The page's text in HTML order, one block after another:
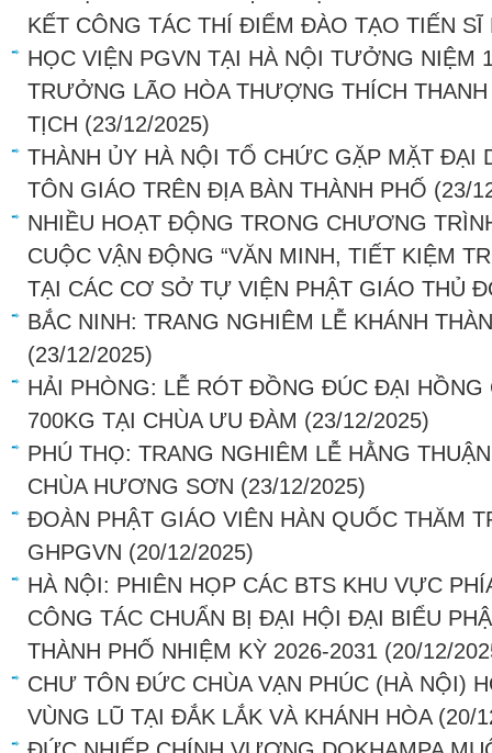
KẾT CÔNG TÁC THÍ ĐIỂM ĐÀO TẠO TIẾN SĨ
HỌC VIỆN PGVN TẠI HÀ NỘI TƯỞNG NIỆM
TRƯỞNG LÃO HÒA THƯỢNG THÍCH
TỊCH (23/12/2025)
THÀNH ỦY HÀ NỘI TỔ CHỨC GẶP MẶT ĐẠI
TÔN GIÁO TRÊN ĐỊA BÀN THÀNH PHỐ (23/
NHIỀU HOẠT ĐỘNG TRONG CHƯƠNG
CUỘC VẬN ĐỘNG “VĂN MINH, TIẾT KIỆM
TẠI CÁC CƠ SỞ TỰ VIỆN PHẬT GIÁO THỦ
BẮC NINH: TRANG NGHIÊM LỄ KHÁNH
(23/12/2025)
HẢI PHÒNG: LỄ RÓT ĐỒNG ĐÚC ĐẠI HỒNG
700KG TẠI CHÙA ƯU ĐÀM (23/12/2025)
PHÚ THỌ: TRANG NGHIÊM LỄ HẰNG
CHÙA HƯƠNG SƠN (23/12/2025)
ĐOÀN PHẬT GIÁO VIÊN HÀN QUỐC THĂM
GHPGVN (20/12/2025)
HÀ NỘI: PHIÊN HỌP CÁC BTS KHU VỰC
CÔNG TÁC CHUẨN BỊ ĐẠI HỘI ĐẠI BIỂU
THÀNH PHỐ NHIỆM KỲ 2026-2031 (20/12/
CHƯ TÔN ĐỨC CHÙA VẠN PHÚC (HÀ NỘI)
VÙNG LŨ TẠI ĐẮK LẮK VÀ KHÁNH HÒA (20/